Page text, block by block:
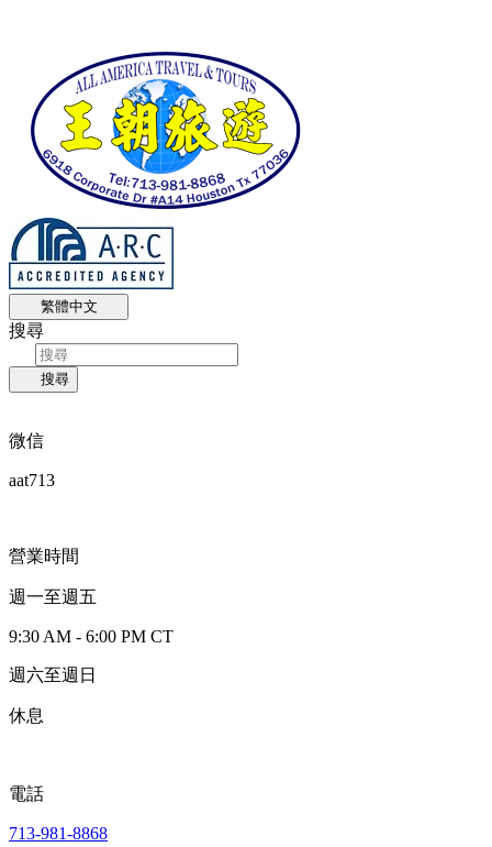
繁體中文
搜尋
搜尋
微信
aat713
營業時間
週一至週五
9:30 AM - 6:00 PM CT
週六至週日
休息
電話
713-981-8868